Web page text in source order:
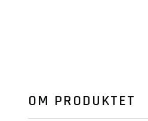
OM PRODUKTET